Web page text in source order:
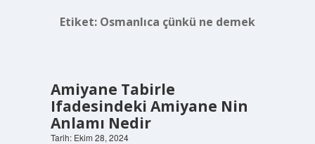
Etiket: Osmanlıca çünkü ne demek
Amiyane Tabirle
Ifadesindeki Amiyane Nin
Anlamı Nedir
Tarih: Ekim 28, 2024